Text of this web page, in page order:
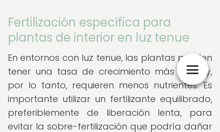
Fertilización específica para
plantas de interior en luz tenue
En entornos con luz tenue, las plantas pueden
tener una tasa de crecimiento más lenta y,
por lo tanto, requieren menos nutrientes. Es
importante utilizar un fertilizante equilibrado,
preferiblemente de liberación lenta, para
evitar la sobre-fertilización que podría dañar